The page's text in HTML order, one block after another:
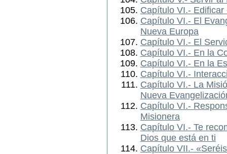
Capítulo VI.-
Capítulo VI.- El
Nueva Europa
Capítulo VI.- El
Capítulo VI.- En la
Capítulo VI.- En la
Capítulo VI.-
Capítulo VI.- La
Nueva
Capítulo VI.-
Misionera
Capítulo VI.- Te
Dios que está en ti
Capítulo VII.-